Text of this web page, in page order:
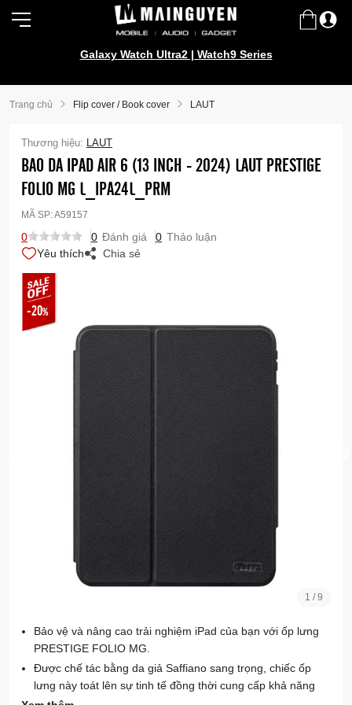
Galaxy Watch Ultra2 | Watch9 Series
Trang chủ Flip cover / Book cover LAUT
Thương hiệu: LAUT
BAO DA IPAD AIR 6 (13 INCH - 2024) LAUT PRESTIGE
FOLIO MG L_IPA24L_PRM
MÃ SP:A59157
0 0 Đánh giá 0 Thảo luận
Yêu thích
Chia sẻ
-20%
1 /9
Bảo vệ và nâng cao trải nghiệm iPad của bạn với ốp lưng
PRESTIGE FOLIO MG.
Được chế tác bằng da giả Saffiano sang trọng, chiếc ốp
lưng này toát lên sự tinh tế đồng thời cung cấp khả năng